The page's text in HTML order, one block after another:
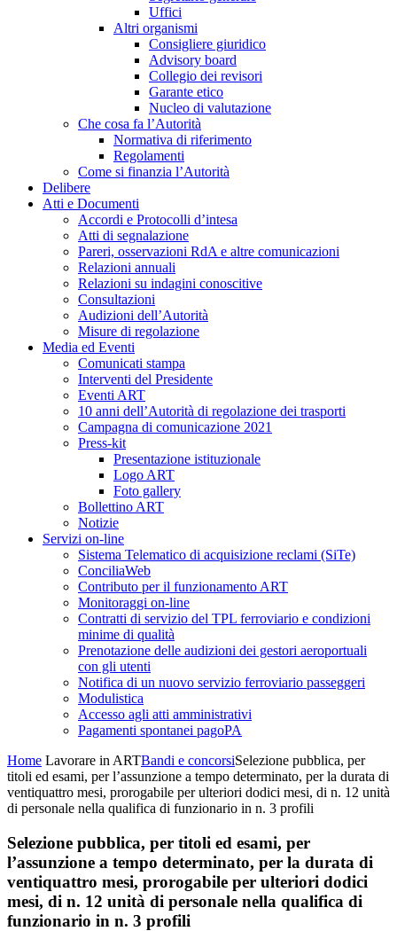
Uffici
Altri organismi
Consigliere giuridico
Advisory board
Collegio dei revisori
Garante etico
Nucleo di valutazione
Che cosa fa l’Autorità
Normativa di riferimento
Regolamenti
Come si finanzia l’Autorità
Delibere
Atti e Documenti
Accordi e Protocolli d’intesa
Atti di segnalazione
Pareri, osservazioni RdA e altre comunicazioni
Relazioni annuali
Relazioni su indagini conoscitive
Consultazioni
Audizioni dell’Autorità
Misure di regolazione
Media ed Eventi
Comunicati stampa
Interventi del Presidente
Eventi ART
10 anni dell’Autorità di regolazione dei trasporti
Campagna di comunicazione 2021
Press-kit
Presentazione istituzionale
Logo ART
Foto gallery
Bollettino ART
Notizie
Servizi on-line
Sistema Telematico di acquisizione reclami (SiTe)
ConciliaWeb
Contributo per il funzionamento ART
Monitoraggi on-line
Contratti di servizio del TPL ferroviario e condizioni
minime di qualità
Prenotazione delle audizioni dei gestori aeroportuali
con gli utenti
Notifica di un nuovo servizio ferroviario passeggeri
Modulistica
Accesso agli atti amministrativi
Pagamenti spontanei pagoPA
Home Lavorare in ARTBandi e concorsiSelezione pubblica, per
titoli ed esami, per l’assunzione a tempo determinato, per la durata di
ventiquattro mesi, prorogabile per ulteriori dodici mesi, di n. 12 unità
di personale nella qualifica di funzionario in n. 3 profili
Selezione pubblica, per titoli ed esami, per
l’assunzione a tempo determinato, per la durata di
ventiquattro mesi, prorogabile per ulteriori dodici
mesi, di n. 12 unità di personale nella qualifica di
funzionario in n. 3 profili